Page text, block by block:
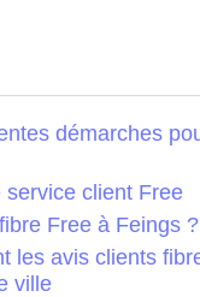
démarches
service client Free
Free à Feings ?
les avis clients
ville